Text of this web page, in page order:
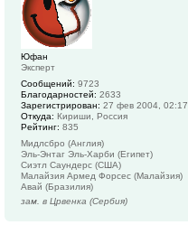
Юфан
Эксперт
Сообщений: 9723
Благодарностей: 2633
Зарегистрирован: 27 фев 2004, 02:17
Откуда: Кириши, Россия
Рейтинг: 835
Мидлсбро (Англия)
Эль-Энтаг Эль-Харби (Египет)
Сиэтл Саундерс (США)
Малайзия Армед Форсес (Малайзия)
Авай (Бразилия)
зам. в Црвенка (Сербия)